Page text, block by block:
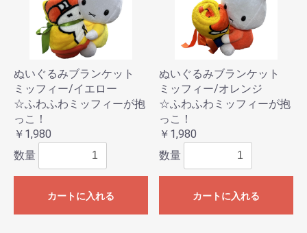
ぬいぐるみブランケット
ミッフィー/イエロー
☆ふわふわミッフィーが抱
っこ！
￥1,980
数量
カートに入れる
ぬいぐるみブランケット
ミッフィー/オレンジ
☆ふわふわミッフィーが抱
っこ！
￥1,980
数量
カートに入れる